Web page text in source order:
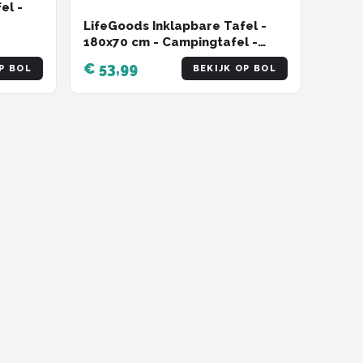
-
-
BOL
LifeGoods Inklapbare Tafel -
180x70 cm - Campingtafel -
Stevige Klaptafel -
Weerbestendig - Vouwtafel
voor Buiten - Zwart
€ 53,99 BEKIJK OP BOL